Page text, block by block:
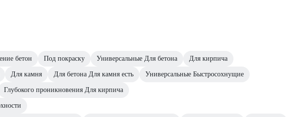
бетон Под покраску Универсальные Для бетона Для кирпича
Для камня Для бетона Для камня есть Универсальные Быстросохнущие
Глубокого проникновения Для кирпича